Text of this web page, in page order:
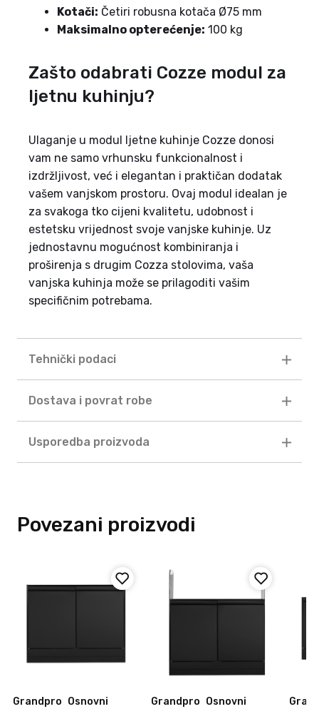
Kotači: Četiri robusna kotača Ø75 mm
Maksimalno opterećenje: 100 kg
Zašto odabrati Cozze modul za
ljetnu kuhinju?
Ulaganje u modul ljetne kuhinje Cozze donosi
vam ne samo vrhunsku funkcionalnost i
izdržljivost, već i elegantan i praktičan dodatak
vašem vanjskom prostoru. Ovaj modul idealan je
za svakoga tko cijeni kvalitetu, udobnost i
estetsku vrijednost svoje vanjske kuhinje. Uz
jednostavnu mogućnost kombiniranja i
proširenja s drugim Cozza stolovima, vaša
vanjska kuhinja može se prilagoditi vašim
specifičnim potrebama.
Tehnički podaci
Dostava i povrat robe
Usporedba proizvoda
Povezani proizvodi
Grandpro Osnovni
Grandpro Osnovni